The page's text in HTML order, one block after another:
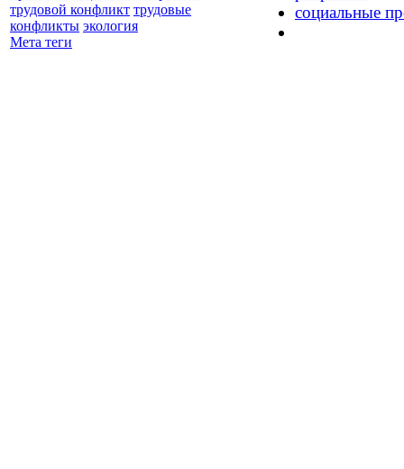
трудовой конфликт трудовые
конфликты экология
Мета теги
социальные